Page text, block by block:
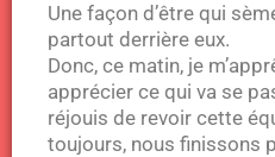
Une façon d’être qui
partout derrière eux.
Donc, ce matin, je
apprécier ce qui va se
réjouis de revoir cette
toujours, nous finissons